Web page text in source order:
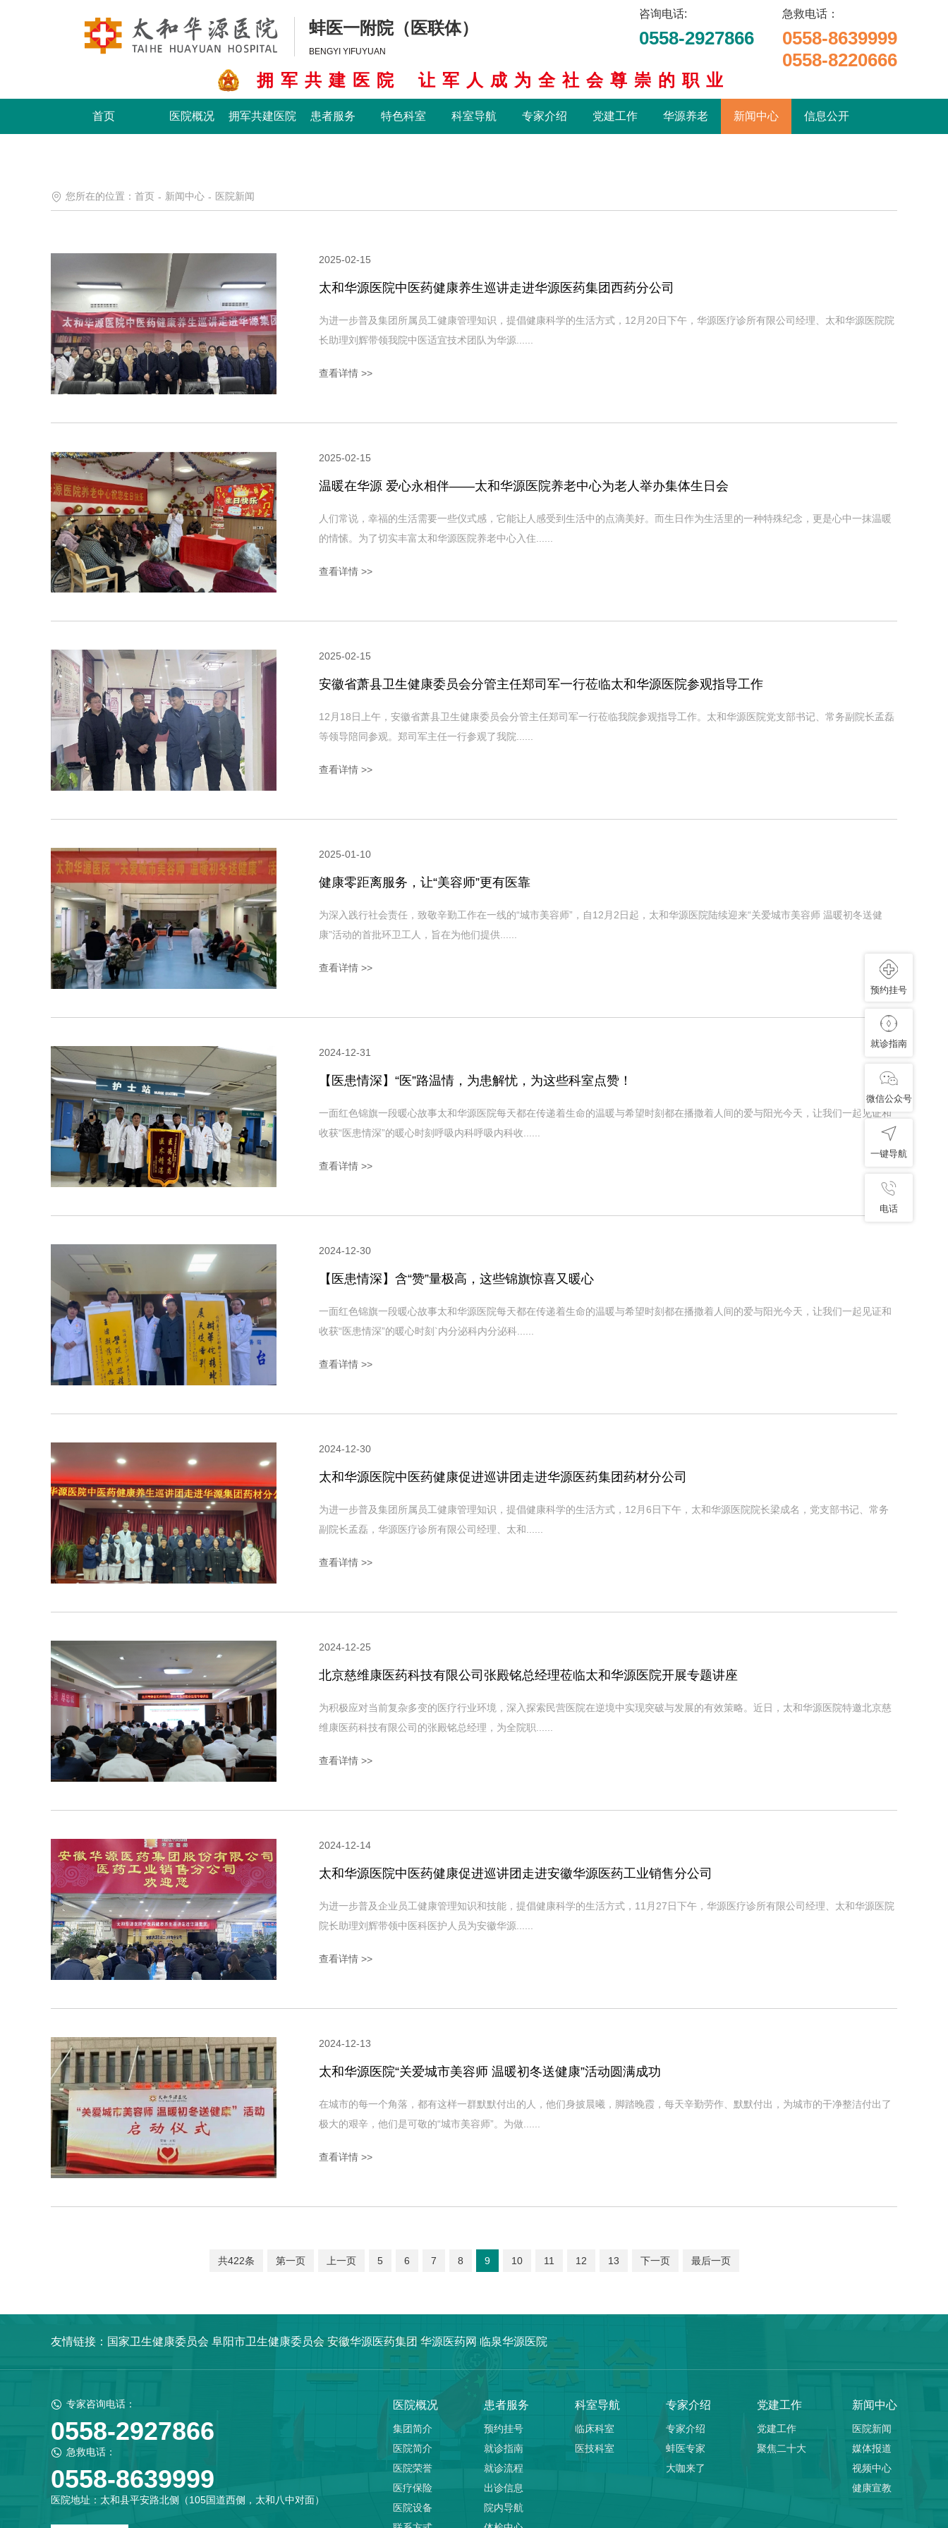
蚌医一附院（医联体）
BENGYI YIFUYUAN
咨询电话:
0558-2927866
急救电话：
0558-8639999
0558-8220666
拥军共建医院 让军人成为全社会尊崇的职业
首页 医院概况 拥军共建医院 患者服务 特色科室 科室导航 专家介绍 党建工作 华源养老 新闻中心 信息公开
您所在的位置： 首页 - 新闻中心 - 医院新闻
2025-02-15
太和华源医院中医药健康养生巡讲走进华源医药集团西药分公司
为进一步普及集团所属员工健康管理知识，提倡健康科学的生活方式，12月20日下午，华源医疗诊所有限公司经理、太和华源医院院
长助理刘辉带领我院中医适宜技术团队为华源......
查看详情 >>
2025-02-15
温暖在华源 爱心永相伴——太和华源医院养老中心为老人举办集体生日会
人们常说，幸福的生活需要一些仪式感，它能让人感受到生活中的点滴美好。而生日作为生活里的一种特殊纪念，更是心中一抹温暖
的情愫。为了切实丰富太和华源医院养老中心入住......
查看详情 >>
2025-02-15
安徽省萧县卫生健康委员会分管主任郑司军一行莅临太和华源医院参观指导工作
12月18日上午，安徽省萧县卫生健康委员会分管主任郑司军一行莅临我院参观指导工作。太和华源医院党支部书记、常务副院长孟磊
等领导陪同参观。郑司军主任一行参观了我院......
查看详情 >>
2025-01-10
健康零距离服务，让“美容师”更有医靠
为深入践行社会责任，致敬辛勤工作在一线的“城市美容师”，自12月2日起，太和华源医院陆续迎来“关爱城市美容师 温暖初冬送健
康”活动的首批环卫工人，旨在为他们提供......
查看详情 >>
2024-12-31
【医患情深】“医”路温情，为患解忧，为这些科室点赞！
一面红色锦旗一段暖心故事太和华源医院每天都在传递着生命的温暖与希望时刻都在播撒着人间的爱与阳光今天，让我们一起见证和
收获“医患情深”的暖心时刻呼吸内科呼吸内科收......
查看详情 >>
2024-12-30
【医患情深】含“赞”量极高，这些锦旗惊喜又暖心
一面红色锦旗一段暖心故事太和华源医院每天都在传递着生命的温暖与希望时刻都在播撒着人间的爱与阳光今天，让我们一起见证和
收获“医患情深”的暖心时刻`内分泌科内分泌科......
查看详情 >>
2024-12-30
太和华源医院中医药健康促进巡讲团走进华源医药集团药材分公司
为进一步普及集团所属员工健康管理知识，提倡健康科学的生活方式，12月6日下午，太和华源医院院长梁成名，党支部书记、常务
副院长孟磊，华源医疗诊所有限公司经理、太和......
查看详情 >>
2024-12-25
北京慈维康医药科技有限公司张殿铭总经理莅临太和华源医院开展专题讲座
为积极应对当前复杂多变的医疗行业环境，深入探索民营医院在逆境中实现突破与发展的有效策略。近日，太和华源医院特邀北京慈
维康医药科技有限公司的张殿铭总经理，为全院职......
查看详情 >>
2024-12-14
太和华源医院中医药健康促进巡讲团走进安徽华源医药工业销售分公司
为进一步普及企业员工健康管理知识和技能，提倡健康科学的生活方式，11月27日下午，华源医疗诊所有限公司经理、太和华源医院
院长助理刘辉带领中医科医护人员为安徽华源......
查看详情 >>
2024-12-13
太和华源医院“关爱城市美容师 温暖初冬送健康”活动圆满成功
在城市的每一个角落，都有这样一群默默付出的人，他们身披晨曦，脚踏晚霞，每天辛勤劳作、默默付出，为城市的干净整洁付出了
极大的艰辛，他们是可敬的“城市美容师”。为做......
查看详情 >>
共422条 第一页 上一页 5 6 7 8 9 10 11 12 13 下一页 最后一页
友情链接： 国家卫生健康委员会 阜阳市卫生健康委员会 安徽华源医药集团 华源医药网 临泉华源医院
专家咨询电话：
0558-2927866
急救电话：
0558-8639999
医院地址：太和县平安路北侧（105国道西侧，太和八中对面）
医院概况
集团简介
医院简介
医院荣誉
医疗保险
医院设备
患者服务
预约挂号
就诊指南
就诊流程
出诊信息
院内导航
科室导航
临床科室
医技科室
专家介绍
专家介绍
蚌医专家
大咖来了
党建工作
党建工作
聚焦二十大
新闻中心
医院新闻
媒体报道
视频中心
健康宣教
预约挂号
就诊指南
微信公众号
一键导航
电话